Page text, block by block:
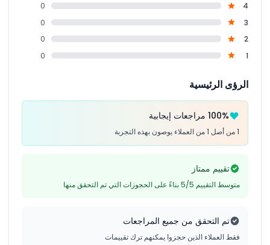
4
0
3
0
2
0
1
0
الرؤى الرئيسية
100% مراجعات إيجابية
1 من أصل 1 من العملاء يوصون بهذه التجربة
تقييم ممتاز
متوسط التقييم 5/5 بناءً على الحجوزات التي تم التحقق منها
تم التحقق من جميع المراجعات
فقط العملاء الذين حجزوا يمكنهم ترك تقييمات